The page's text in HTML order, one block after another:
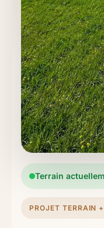
Terrain
PROJET TERRAIN